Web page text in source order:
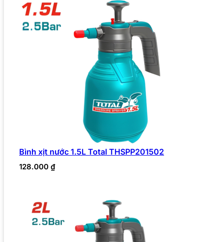
Bình xịt nước 1.5L Total THSPP201502
128.000 ₫